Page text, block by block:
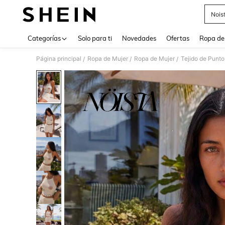
Categorías Solo para ti Novedades Ofertas Ropa
Página principal / Ropa de Mujer / Ropa de Mujer / Tejido de